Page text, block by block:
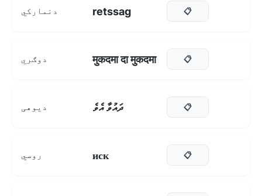
دنمارکي retssag 📋
دوګري मुकदमा दा मुकदमा 📋
دیوهی ދައުވާ އެވެ 📋
روسي иск 📋